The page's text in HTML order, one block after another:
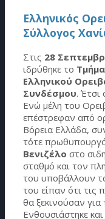
Ελληνικός
Σύλλογος
Στις 28
ιδρύθηκε το
Ελληνικού
Συνδέσμου. Έτσι
Ενώ μέλη του
επέστρεφαν από
Βόρεια Ελλάδα,
τότε
Βενιζέλο στο
σταθμό και τον
του υποβάλλουν
του είπαν ότι τις
θα ξεκινούσαν για
Ενθουσιάστηκε